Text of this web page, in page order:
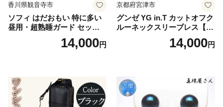
香川県観音寺市
ソフィ はだおもい 特に多い
昼用・超熟睡ガード セット
羽付き ナプキン 生理用品 サ
ニタリー ユニ・チャーム
14,000円
京都府宮津市
グンゼ YG in.T カットオフク
ルーネックスリーブレス【Y
V2618P】Lサイズ クリアベ
ージュ3枚セット [№5716-04
14,000円